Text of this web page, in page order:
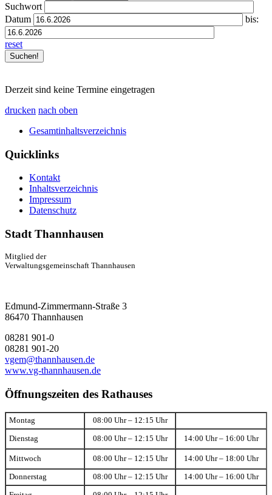
Suchwort
Datum
bis:
reset
Derzeit sind keine Termine eingetragen
drucken nach oben
Gesamtinhaltsverzeichnis
Quicklinks
Kontakt
Inhaltsverzeichnis
Impressum
Datenschutz
Stadt Thannhausen
Mitglied der
Verwaltungsgemeinschaft Thannhausen
Edmund-Zimmermann-Straße 3
86470 Thannhausen
08281 901-0
08281 901-20
vgem@thannhausen.de
www.vg-thannhausen.de
Öffnungszeiten des Rathauses
Montag 08:00 Uhr – 12:15 Uhr
Dienstag 08:00 Uhr – 12:15 Uhr 14:00 Uhr – 16:00 Uhr
Mittwoch 08:00 Uhr – 12:15 Uhr 14:00 Uhr – 18:00 Uhr
Donnerstag 08:00 Uhr – 12:15 Uhr 14:00 Uhr – 16:00 Uhr